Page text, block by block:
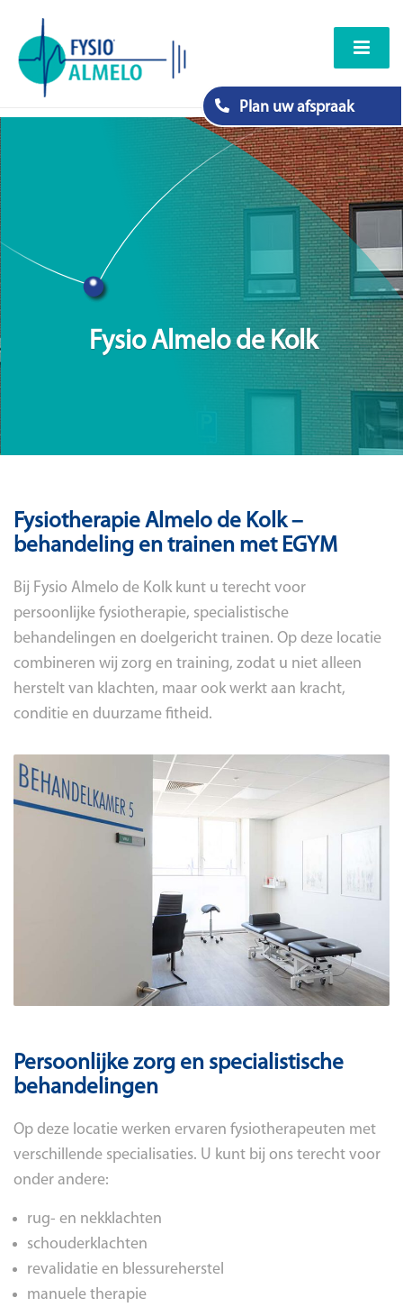
Plan uw afspraak
Fysio Almelo de Kolk
Fysiotherapie Almelo de Kolk –
behandeling en trainen met EGYM
Bij Fysio Almelo de Kolk kunt u terecht voor
persoonlijke fysiotherapie, specialistische
behandelingen en doelgericht trainen. Op deze locatie
combineren wij zorg en training, zodat u niet alleen
herstelt van klachten, maar ook werkt aan kracht,
conditie en duurzame fitheid.
Persoonlijke zorg en specialistische
behandelingen
Op deze locatie werken ervaren fysiotherapeuten met
verschillende specialisaties. U kunt bij ons terecht voor
onder andere:
rug- en nekklachten
schouderklachten
revalidatie en blessureherstel
manuele therapie